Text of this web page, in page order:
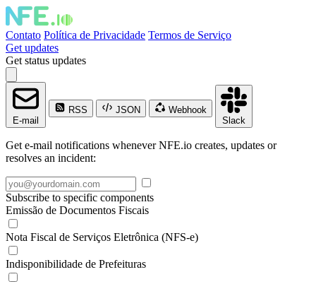
Contato Política de Privacidade Termos de Serviço
Get updates
Get status updates
E-mail
RSS JSON
Webhook
Slack
Get e-mail notifications whenever NFE.io creates, updates or
resolves an incident:
Subscribe to specific components
Emissão de Documentos Fiscais
Nota Fiscal de Serviços Eletrônica (NFS-e)
Indisponibilidade de Prefeituras